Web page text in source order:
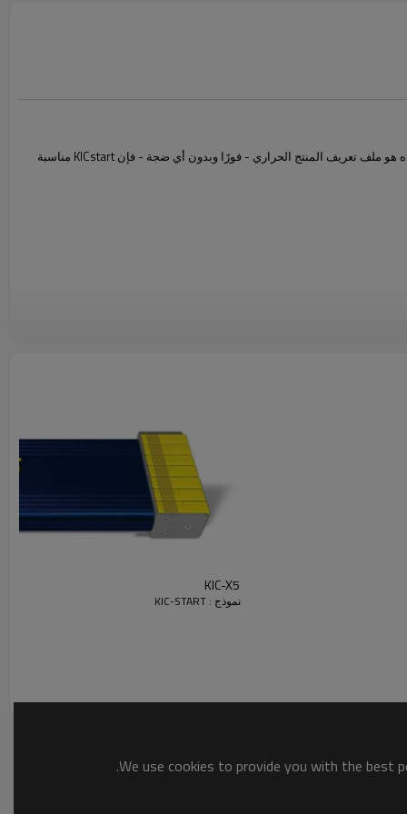
يحتوي ملف التعريف KICstart على كل ما تحتاجه للحصول على ملف تعريف دقيق بسرعة ، دون ميزات معقدة يمكن أن تبطئك. بالنسبة للتطبيقات التي يكون كل ما تريده هو ملف تعريف المنتج الحراري - فورًا وبدون أي ضجة - فإن KICstart مناسبة
KIC-X5
نموذج : KIC-START
We use cookies to provide you with the best